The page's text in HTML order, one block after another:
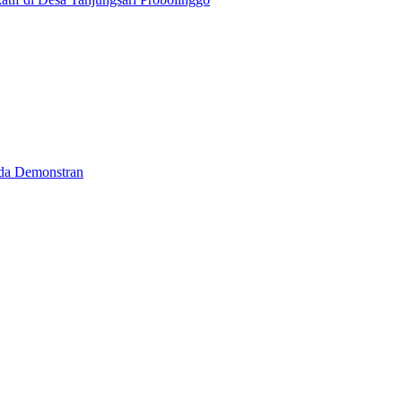
Demonstran